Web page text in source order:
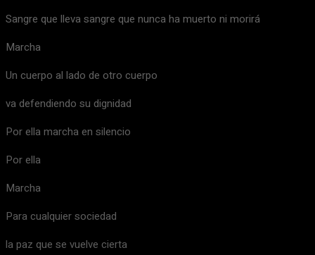
Sangre que lleva sangre que nunca ha muerto ni morirá
Marcha
Un cuerpo al lado de otro cuerpo
va defendiendo su dignidad
Por ella marcha en silencio
Por ella
Marcha
Para cualquier sociedad
la paz que se vuelve cierta